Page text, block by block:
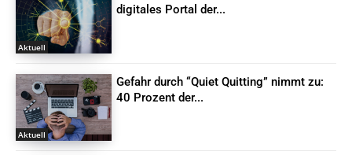
Aktuell
digitales Portal der...
Aktuell
Gefahr durch “Quiet Quitting” nimmt zu:
40 Prozent der...